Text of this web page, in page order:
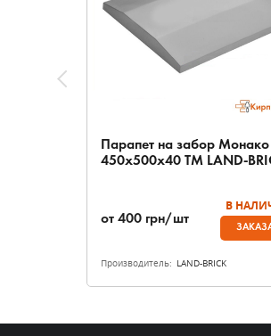
Парапет на забор Монако
450х500х40 ТМ LAND-
от 400 грн/шт
В
Производитель: LAND-BRICK